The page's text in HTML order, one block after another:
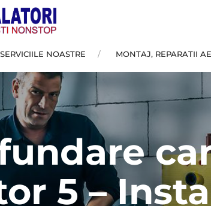
SERVICIILE NOASTRE MONTAJ, REPARATII
5 –